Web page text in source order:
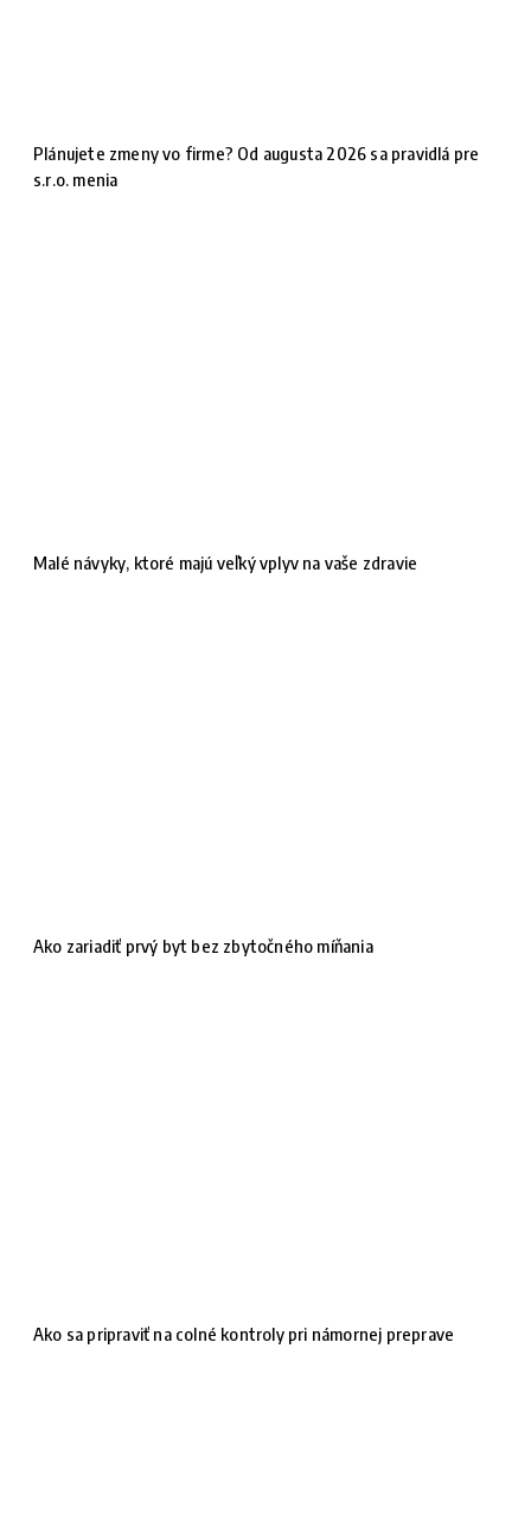
Plánujete zmeny vo firme? Od augusta 2026 sa pravidlá pre
s.r.o. menia
Malé návyky, ktoré majú veľký vplyv na vaše zdravie
Ako zariadiť prvý byt bez zbytočného míňania
Ako sa pripraviť na colné kontroly pri námornej preprave